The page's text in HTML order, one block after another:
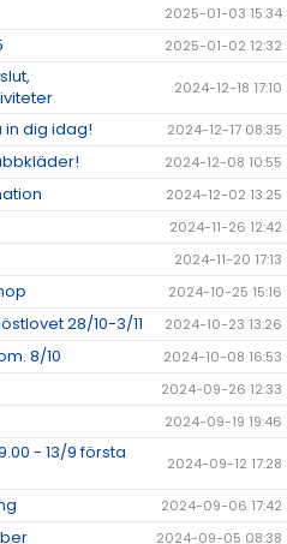
2025-01-03 15:34
2025-01-02 12:32
2024-12-18 17:10
in dig idag! 2024-12-17 08:35
2024-12-08 10:55
2024-12-02 13:25
2024-11-26 12:42
2024-11-20 17:13
2024-10-25 15:16
28/10-3/11 2024-10-23 13:26
8/10 2024-10-08 16:53
2024-09-26 12:33
2024-09-19 19:46
- 13/9 första
2024-09-12 17:28
2024-09-06 17:42
2024-09-05 08:38